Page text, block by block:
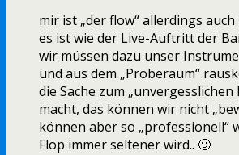
mir ist „der flow“ allerdings
es ist wie der Live-Auftritt der
wir müssen dazu unser
und aus dem „Proberaum“
die Sache zum „unvergesslichen
macht, das können wir nicht
können aber so „professionell“
Flop immer seltener wird.. 🙂